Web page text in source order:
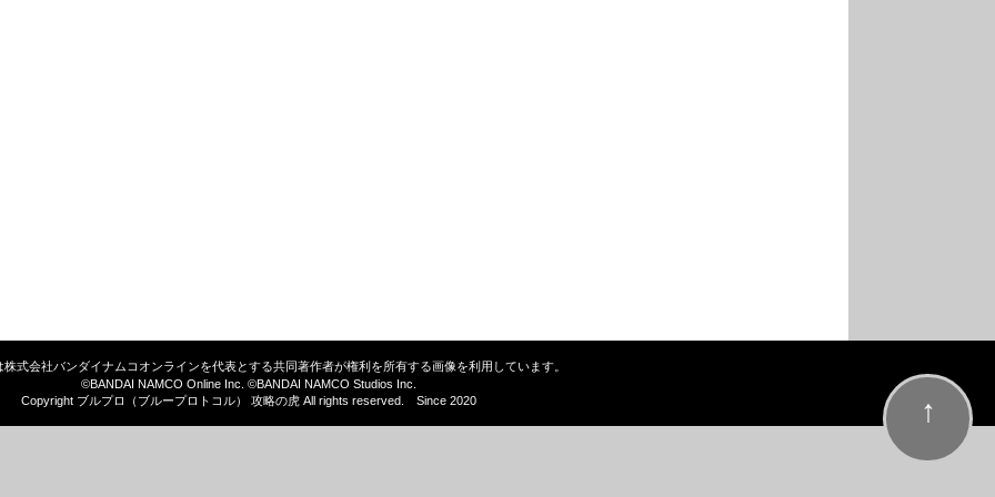
↑
株式会社バンダイナムコオンラインを代表とする共同著作者が権利を所有する画像を利用しています。
©BANDAI NAMCO Online Inc. ©BANDAI NAMCO Studios Inc.
Copyright ブルプロ（ブループロトコル） 攻略の虎 All rights reserved. Since 2020